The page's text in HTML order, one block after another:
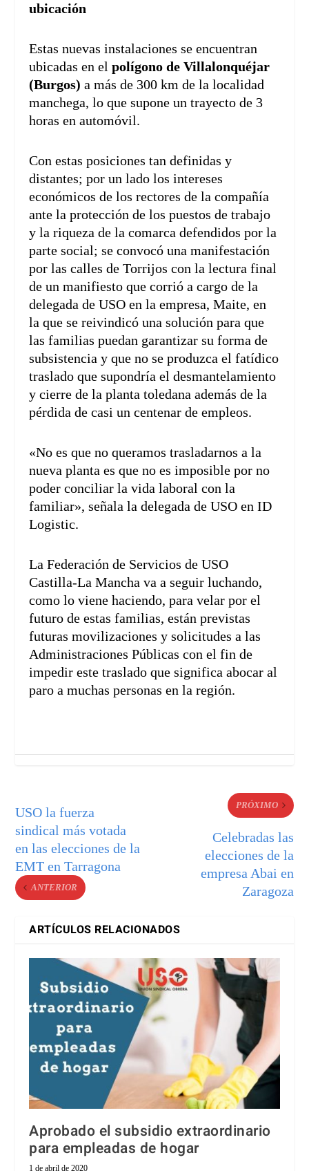
ubicación
Estas nuevas instalaciones se encuentran
ubicadas en elpolígono de Villalonquéjar
(Burgos)a más de 300 km de la localidad
manchega, lo que supone un trayecto de 3
horas en automóvil.
Con estas posiciones tan definidas y
distantes; por un lado los intereses
económicos de los rectores de la compañía
ante la protección de los puestos de trabajo
y la riqueza de la comarca defendidos por la
parte social; se convocó una manifestación
por las calles de Torrijos con la lectura final
de un manifiesto que corrió a cargo de la
delegada de USO en la empresa, Maite, en
la que se reivindicó una solución para que
las familias puedan garantizar su forma de
subsistencia y que no se produzca el fatídico
traslado que supondría el desmantelamiento
y cierre de la planta toledana además de la
pérdida de casi un centenar de empleos.
«No es que no queramos trasladarnos a la
nueva planta es que no es imposible por no
poder conciliar la vida laboral con la
familiar», señala la delegada de USO en ID
Logistic.
La Federación de Servicios de USO
Castilla-La Mancha va a seguir luchando,
como lo viene haciendo, para velar por el
futuro de estas familias, están previstas
futuras movilizaciones y solicitudes a las
Administraciones Públicas con el fin de
impedir este traslado que significa abocar al
paro a muchas personas en la región.
USO la fuerza
sindical más votada
en las elecciones de la
EMT en Tarragona
ANTERIOR
PRÓXIMO
Celebradas las
elecciones de la
empresa Abai en
Zaragoza
ARTÍCULOS RELACIONADOS
Aprobado el subsidio extraordinario
para empleadas de hogar
1 de abril de 2020